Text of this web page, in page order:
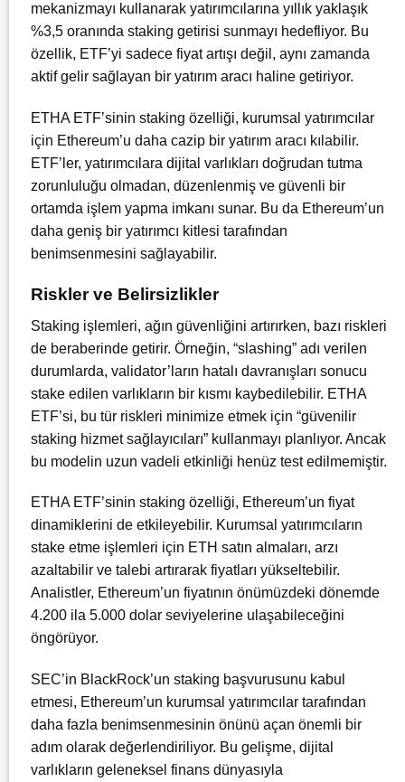
mekanizmayı kullanarak yatırımcılarına yıllık yaklaşık
%3,5 oranında staking getirisi sunmayı hedefliyor. Bu
özellik, ETF’yi sadece fiyat artışı değil, aynı zamanda
aktif gelir sağlayan bir yatırım aracı haline getiriyor.
ETHA ETF’sinin staking özelliği, kurumsal yatırımcılar
için Ethereum’u daha cazip bir yatırım aracı kılabilir.
ETF’ler, yatırımcılara dijital varlıkları doğrudan tutma
zorunluluğu olmadan, düzenlenmiş ve güvenli bir
ortamda işlem yapma imkanı sunar. Bu da Ethereum’un
daha geniş bir yatırımcı kitlesi tarafından
benimsenmesini sağlayabilir.
Riskler ve Belirsizlikler
Staking işlemleri, ağın güvenliğini artırırken, bazı riskleri
de beraberinde getirir. Örneğin, “slashing” adı verilen
durumlarda, validator’ların hatalı davranışları sonucu
stake edilen varlıkların bir kısmı kaybedilebilir. ETHA
ETF’si, bu tür riskleri minimize etmek için “güvenilir
staking hizmet sağlayıcıları” kullanmayı planlıyor. Ancak
bu modelin uzun vadeli etkinliği henüz test edilmemiştir.
ETHA ETF’sinin staking özelliği, Ethereum’un fiyat
dinamiklerini de etkileyebilir. Kurumsal yatırımcıların
stake etme işlemleri için ETH satın almaları, arzı
azaltabilir ve talebi artırarak fiyatları yükseltebilir.
Analistler, Ethereum’un fiyatının önümüzdeki dönemde
4.200 ila 5.000 dolar seviyelerine ulaşabileceğini
öngörüyor.
SEC’in BlackRock’un staking başvurusunu kabul
etmesi, Ethereum’un kurumsal yatırımcılar tarafından
daha fazla benimsenmesinin önünü açan önemli bir
adım olarak değerlendiriliyor. Bu gelişme, dijital
varlıkların geleneksel finans dünyasıyla